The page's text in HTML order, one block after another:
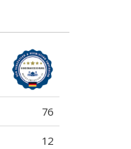
76
12